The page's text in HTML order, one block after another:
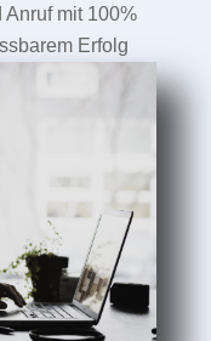
mit 100%
Erfolg